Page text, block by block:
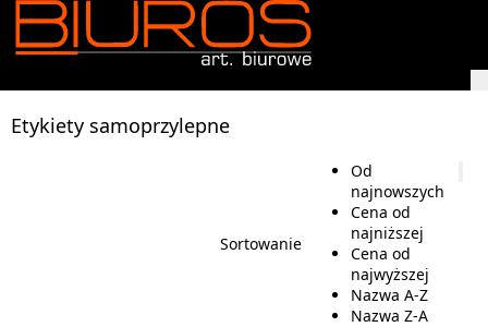
Etykiety samoprzylepne
Sortowanie
Od
najnowszych
Cena od
najniższej
Cena od
najwyższej
Nazwa A-Z
Nazwa Z-A